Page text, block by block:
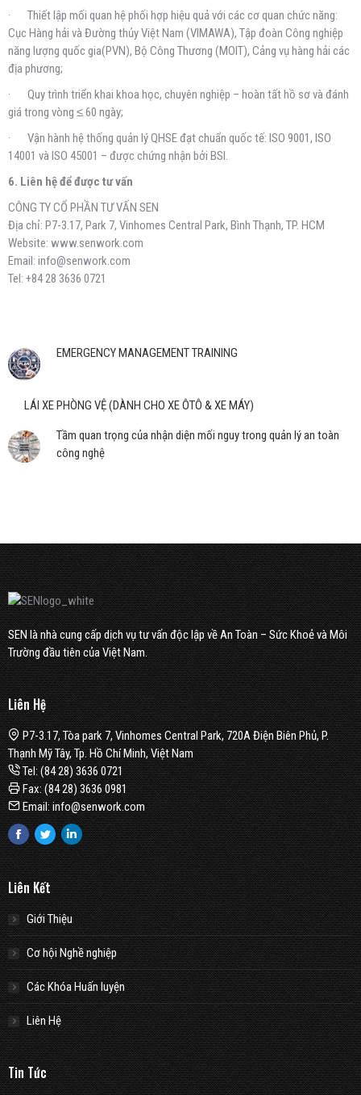
· Thiết lập mối quan hệ phối hợp hiệu quả với các cơ quan chức năng:
Cục Hàng hải và Đường thủy Việt Nam (VIMAWA), Tập đoàn Công nghiệp
năng lượng quốc gia(PVN), Bộ Công Thương (MOIT), Cảng vụ hàng hải các
địa phương;
· Quy trình triển khai khoa học, chuyên nghiệp – hoàn tất hồ sơ và đánh
giá trong vòng ≤ 60 ngày;
· Vận hành hệ thống quản lý QHSE đạt chuẩn quốc tế: ISO 9001, ISO
14001 và ISO 45001 – được chứng nhận bởi BSI.
6. Liên hệ để được tư vấn
CÔNG TY CỔ PHẦN TƯ VẤN SEN
Địa chỉ: P7-3.17, Park 7, Vinhomes Central Park, Bình Thạnh, TP. HCM
Website: www.senwork.com
Email: info@senwork.com
Tel: +84 28 3636 0721
EMERGENCY MANAGEMENT TRAINING
LÁI XE PHÒNG VỆ (DÀNH CHO XE ÔTÔ & XE MÁY)
Tầm quan trọng của nhận diện mối nguy trong quản lý an toàn
công nghệ
SEN là nhà cung cấp dịch vụ tư vấn độc lập về An Toàn – Sức Khoẻ và Môi
Trường đầu tiên của Việt Nam.
Liên Hệ
P7-3.17, Tòa park 7, Vinhomes Central Park, 720A Điện Biên Phủ, P.
Thạnh Mỹ Tây, Tp. Hồ Chí Minh, Việt Nam
Tel: (84 28) 3636 0721
Fax: (84 28) 3636 0981
Email: info@senwork.com
Facebook
TwitterLinkedin
Liên Kết
Giới Thiệu
Cơ hội Nghề nghiệp
Các Khóa Huấn luyện
Liên Hệ
Tin Tức